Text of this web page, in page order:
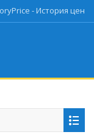
- История цен